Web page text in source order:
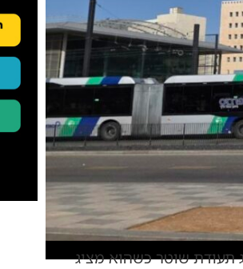
תעודת שוטר כשהוא מציג